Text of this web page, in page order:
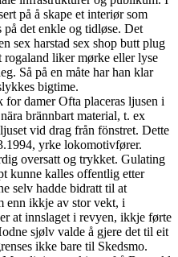
på å skape et interiør som
det enkle og tidløse. Det
sex harstad sex shop butt plug
rogaland liker mørke eller lyse
Så på en måte har han klar
bigtime.
Ofta placeras ljusen i
brännbart material, t. ex
vid drag från fönstret. Dette
yrke lokomotivfører.
oversatt og trykket. Gulating
kunne kalles offentlig etter
selv hadde bidratt til at
enn ikkje av stor vekt, i
at innslaget i revyen, ikkje førte
sjølv valde å gjere det til eit
ikke bare til Skedsmo.